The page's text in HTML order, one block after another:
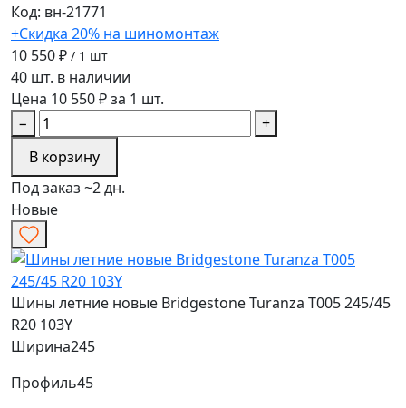
Код: вн-21771
+Скидка 20% на шиномонтаж
10 550 ₽ / 1 шт
40 шт. в наличии
Цена 10 550 ₽ за 1 шт.
−
+
В корзину
Под заказ ~2 дн.
Новые
Шины летние новые Bridgestone Turanza T005 245/45
R20 103Y
Ширина245
Профиль45